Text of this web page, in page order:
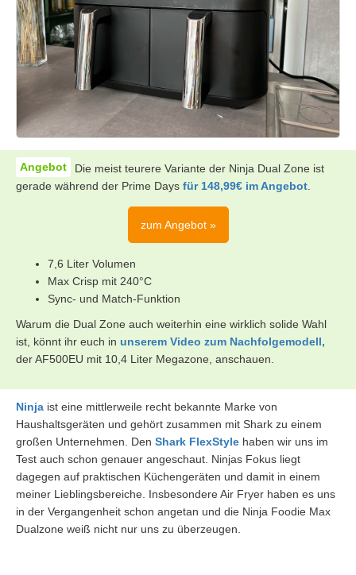
Die meist teurere Variante der Ninja Dual Zone ist
gerade während der Prime Days für 148,99€ im Angebot
zum Angebot »
7,6 Liter Volumen
Max Crisp mit 240°C
Sync- und Match-Funktion
Warum die Dual Zone auch weiterhin eine wirklich solide Wahl
ist, könnt ihr euch in unserem Video zum Nachfolgemodell,
der AF500EU mit 10,4 Liter Megazone, anschauen.
Ninja ist eine mittlerweile recht bekannte Marke von
Haushaltsgeräten und gehört zusammen mit Shark zu einem
großen Unternehmen. Den Shark FlexStyle haben wir uns im
Test auch schon genauer angeschaut. Ninjas Fokus liegt
dagegen auf praktischen Küchengeräten und damit in einem
meiner Lieblingsbereiche. Insbesondere Air Fryer haben es uns
in der Vergangenheit schon angetan und die Ninja Foodie Max
Dualzone weiß nicht nur uns zu überzeugen.